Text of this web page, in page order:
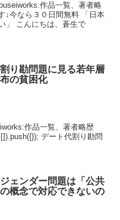
作品一覧、著者略
今なら３０日間無料 「日本
」 こんにちは、蒼生で
り勘問題に見る若年層
の貧困化
作品一覧、著者略歴
デート代割り勘問
ジェンダー問題は「公共
概念で対応できないの